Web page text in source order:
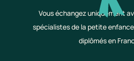
Vous échangez uniquement
spécialistes de la petite
diplômés en